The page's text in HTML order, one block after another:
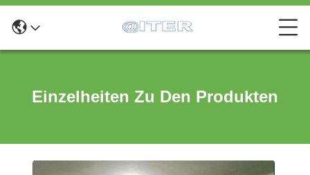
Einzelheiten Zu Den Produkten